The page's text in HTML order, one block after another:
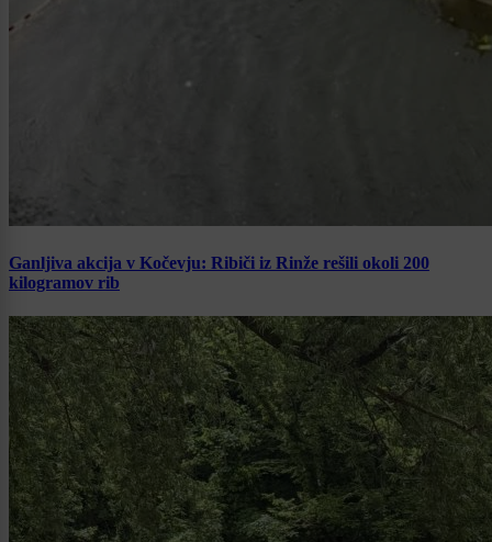
Ganljiva akcija v Kočevju: Ribiči iz Rinže rešili okoli 200
kilogramov rib